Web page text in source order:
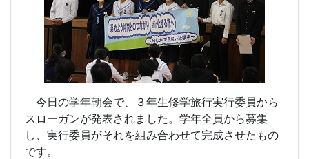
今日の学年朝会で、３年生修学旅行実行委員から
スローガンが発表されました。学年全員から募集
し、実行委員がそれを組み合わせて完成させたもの
です。